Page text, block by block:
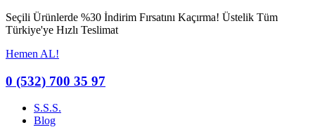
Seçili Ürünlerde %30 İndirim Fırsatını Kaçırma! Üstelik Tüm
Türkiye'ye Hızlı Teslimat
Hemen AL!
0 (532) 700 35 97
S.S.S.
Blog